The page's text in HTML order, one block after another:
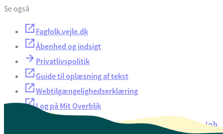
Se også
Fagfolk.vejle.dk
Åbenhed og indsigt
Privatlivspolitik
Guide til oplæsning af tekst
Webtilgængelighedserklæring
Log på Mit Overblik
Oversigt over selvbetjeningJob